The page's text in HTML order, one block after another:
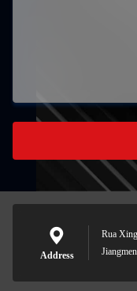
Address
Rua
Jiangmen